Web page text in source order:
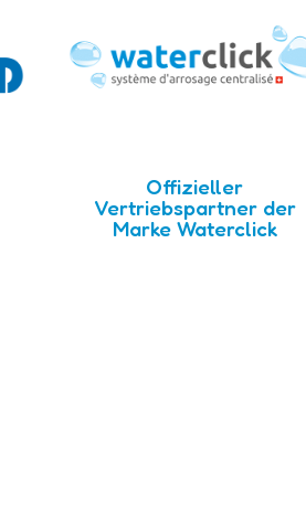
Offizieller
Vertriebspartner der
Marke Waterclick